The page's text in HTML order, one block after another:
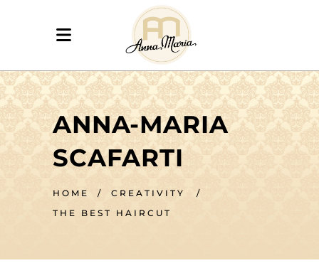
ANNA-MARIA
SCAFARTI
HOME / CREATIVITY
/
THE BEST HAIRCUT